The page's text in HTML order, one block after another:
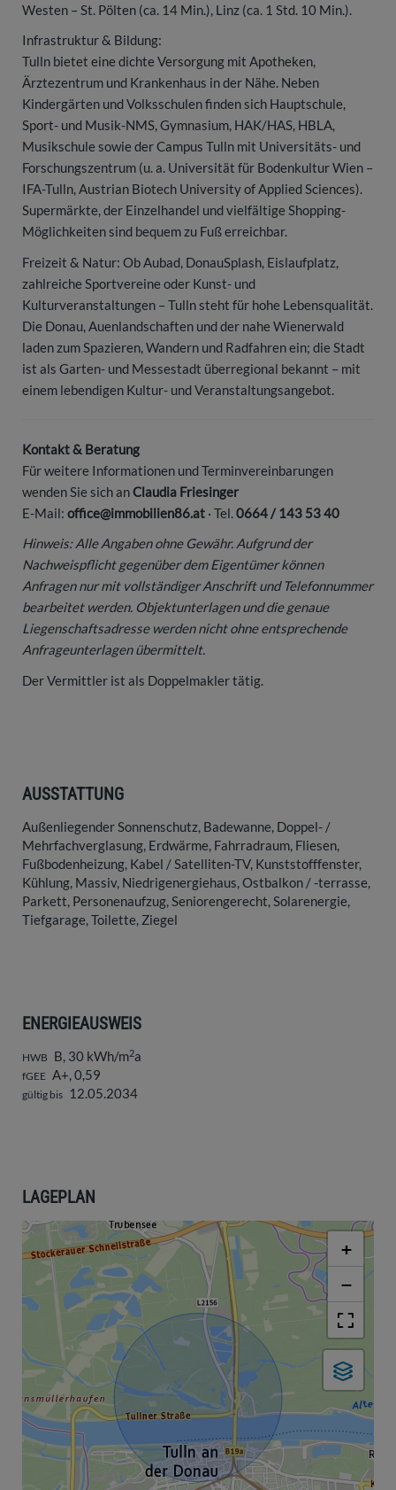
Westen – St. Pölten (ca. 14 Min.), Linz (ca. 1 Std. 10 Min.).
Infrastruktur & Bildung:
Tulln bietet eine dichte Versorgung mit Apotheken,
Ärztezentrum und Krankenhaus in der Nähe. Neben
Kindergärten und Volksschulen finden sich Hauptschule,
Sport- und Musik-NMS, Gymnasium, HAK/HAS, HBLA,
Musikschule sowie der Campus Tulln mit Universitäts- und
Forschungszentrum (u. a. Universität für Bodenkultur Wien –
IFA-Tulln, Austrian Biotech University of Applied Sciences).
Supermärkte, der Einzelhandel und vielfältige Shopping-
Möglichkeiten sind bequem zu Fuß erreichbar.
Freizeit & Natur: Ob Aubad, DonauSplash, Eislaufplatz,
zahlreiche Sportvereine oder Kunst- und
Kulturveranstaltungen – Tulln steht für hohe Lebensqualität.
Die Donau, Auenlandschaften und der nahe Wienerwald
laden zum Spazieren, Wandern und Radfahren ein; die Stadt
ist als Garten- und Messestadt überregional bekannt – mit
einem lebendigen Kultur- und Veranstaltungsangebot.
Kontakt & Beratung
Für weitere Informationen und Terminvereinbarungen
wenden Sie sich anClaudia Friesinger
E-Mail: office@immobilien86.at · Tel.0664 / 143 53 40
Hinweis: Alle Angaben ohne Gewähr. Aufgrund der
Nachweispflicht gegenüber dem Eigentümer können
Anfragen nur mit vollständiger Anschrift und Telefonnummer
bearbeitet werden. Objektunterlagen und die genaue
Liegenschaftsadresse werden nicht ohne entsprechende
Anfrageunterlagen übermittelt.
Der Vermittler ist als Doppelmakler tätig.
AUSSTATTUNG
Außenliegender Sonnenschutz Badewanne Doppel- /
Mehrfachverglasung Erdwärme Fahrradraum Fliesen
Fußbodenheizung Kabel / Satelliten-TV Kunststofffenster
Kühlung Massiv Niedrigenergiehaus Ostbalkon / -terrasse
Parkett Personenaufzug Seniorengerecht Solarenergie
Tiefgarage Toilette Ziegel
ENERGIEAUSWEIS
HWB B, 30 kWh/m2a
fGEE A+, 0,59
gültig bis 12.05.2034
LAGEPLAN
+
−